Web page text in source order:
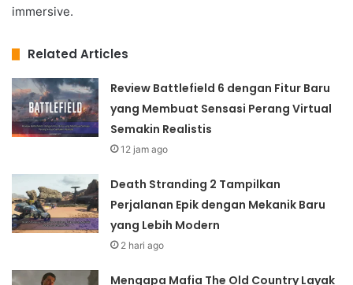
immersive.
Related Articles
Review Battlefield 6 dengan Fitur Baru
yang Membuat Sensasi Perang Virtual
Semakin Realistis
12 jam ago
Death Stranding 2 Tampilkan
Perjalanan Epik dengan Mekanik Baru
yang Lebih Modern
2 hari ago
Mengapa Mafia The Old Country Layak